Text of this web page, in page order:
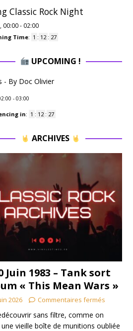
Classic Rock Night
00:00 - 02:00
Time: 1 : 12 : 26
UPCOMING !
- By Doc Olivier
- 03:00
in: 1 : 12 : 26
ARCHIVES
Juin 1983 – Tank sort
« This Mean Wars »
2026 Commentaires fermés
sans filtre, comme on
vieille boîte de munitions oubliée